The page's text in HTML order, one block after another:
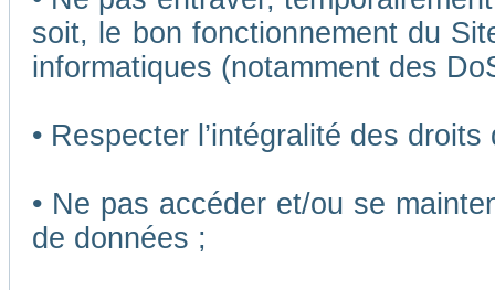
soit, le bon fonctionnement du
informatiques (notamment des
• Respecter l’intégralité des
• Ne pas accéder et/ou se
de données ;